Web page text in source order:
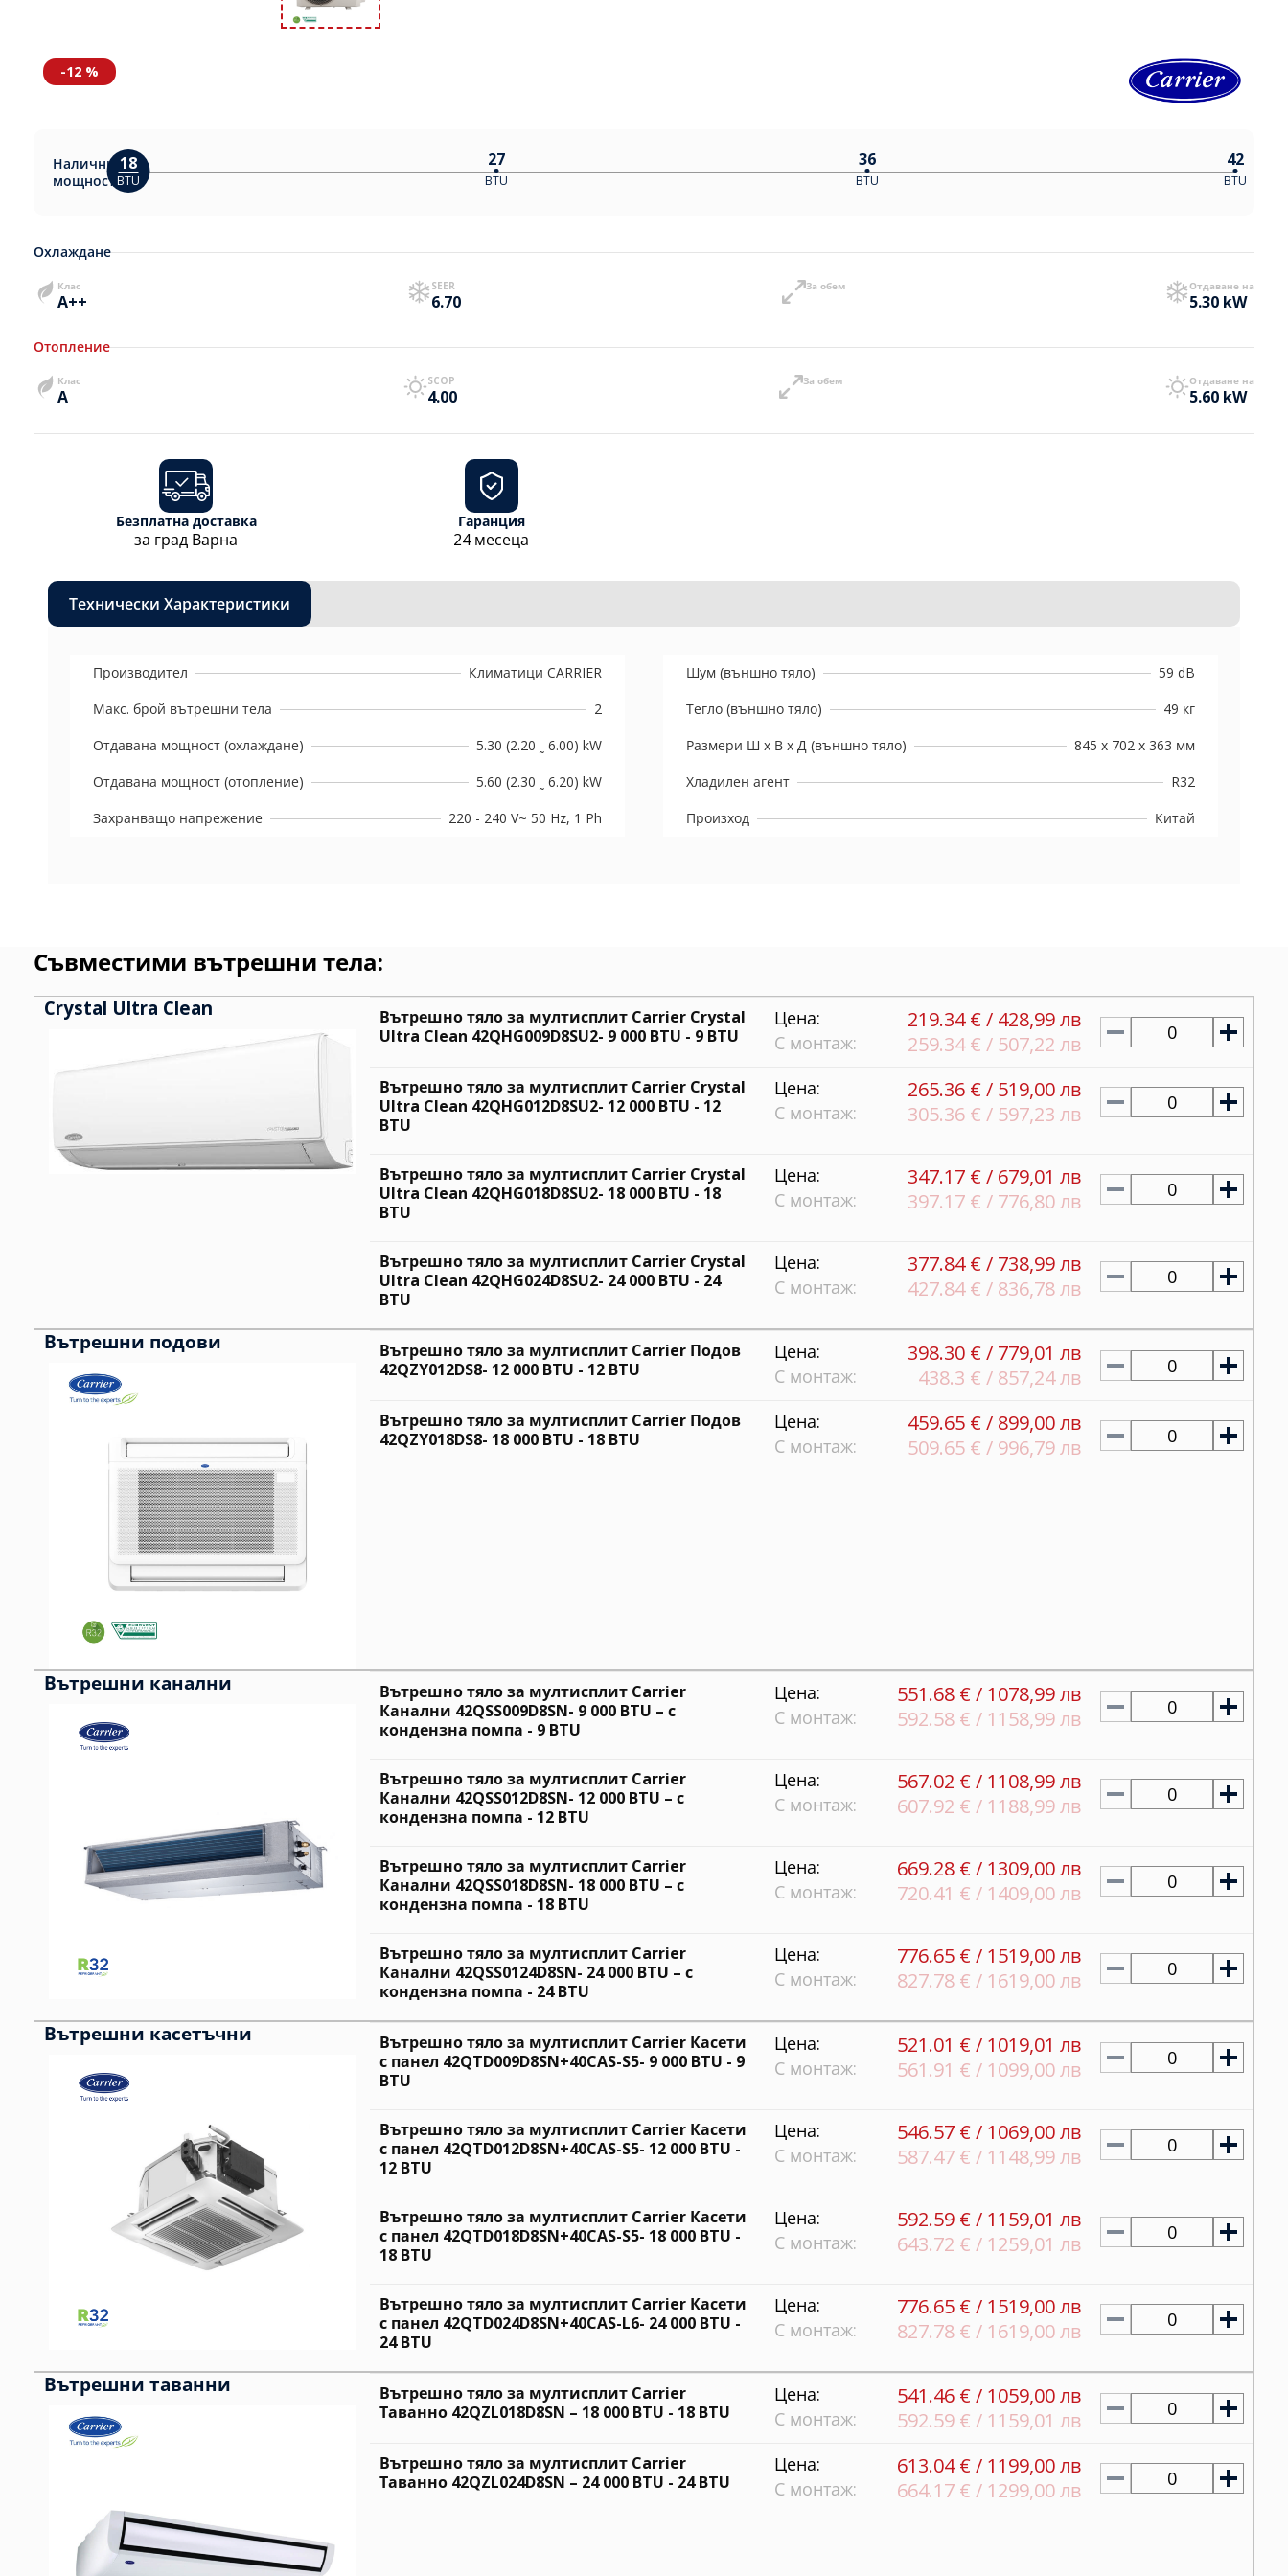
-12 %
Налични
мощности:
18
BTU
27
BTU
36
BTU
42
BTU
Охлаждане
Клас
A++
SEER
6.70
За обем Отдаване на
5.30 kW
Отопление
Клас
A
SCOP
4.00
За обем Отдаване на
5.60 kW
Безплатна доставка
за град Варна
Гаранция
24 месеца
Технически Характеристики
Производител
Климатици CARRIER
Макс. брой вътрешни тела
2
Отдавана мощност (охлаждане)
5.30 (2.20 ˷ 6.00) kW
Отдавана мощност (отопление)
5.60 (2.30 ˷ 6.20) kW
Захранващо напрежение
220 - 240 V~ 50 Hz, 1 Ph
Шум (външно тяло)
59 dB
Тегло (външно тяло)
49 кг
Размери Ш х В х Д (външно тяло)
845 x 702 x 363 мм
Хладилен агент
R32
Произход
Китай
Съвместими вътрешни тела:
Crystal Ultra Clean
Вътрешно тяло за мултисплит Carrier Crystal
Ultra Clean 42QHG009D8SU2- 9 000 BTU - 9 BTU
Цена: 219.34 € / 428,99 лв
С монтаж: 259.34 € / 507,22 лв 0
Вътрешно тяло за мултисплит Carrier Crystal
Ultra Clean 42QHG012D8SU2- 12 000 BTU - 12
BTU
Цена: 265.36 € / 519,00 лв
С монтаж: 305.36 € / 597,23 лв 0
Вътрешно тяло за мултисплит Carrier Crystal
Ultra Clean 42QHG018D8SU2- 18 000 BTU - 18
BTU
Цена: 347.17 € / 679,01 лв
С монтаж: 397.17 € / 776,80 лв 0
Вътрешно тяло за мултисплит Carrier Crystal
Ultra Clean 42QHG024D8SU2- 24 000 BTU - 24
BTU
Цена: 377.84 € / 738,99 лв
С монтаж: 427.84 € / 836,78 лв 0
Вътрешни подови
Вътрешно тяло за мултисплит Carrier Подов
42QZY012DS8- 12 000 BTU - 12 BTU
Цена: 398.30 € / 779,01 лв
С монтаж: 438.3 € / 857,24 лв 0
Вътрешно тяло за мултисплит Carrier Подов
42QZY018DS8- 18 000 BTU - 18 BTU
Цена: 459.65 € / 899,00 лв
С монтаж: 509.65 € / 996,79 лв 0
Вътрешни канални
Вътрешно тяло за мултисплит Carrier
Канални 42QSS009D8SN- 9 000 BTU – с
кондензна помпа - 9 BTU
Цена: 551.68 € / 1078,99 лв
С монтаж: 592.58 € / 1158,99 лв 0
Вътрешно тяло за мултисплит Carrier
Канални 42QSS012D8SN- 12 000 BTU – с
кондензна помпа - 12 BTU
Цена: 567.02 € / 1108,99 лв
С монтаж: 607.92 € / 1188,99 лв 0
Вътрешно тяло за мултисплит Carrier
Канални 42QSS018D8SN- 18 000 BTU – с
кондензна помпа - 18 BTU
Цена: 669.28 € / 1309,00 лв
С монтаж: 720.41 € / 1409,00 лв 0
Вътрешно тяло за мултисплит Carrier
Канални 42QSS0124D8SN- 24 000 BTU – с
кондензна помпа - 24 BTU
Цена: 776.65 € / 1519,00 лв
С монтаж: 827.78 € / 1619,00 лв 0
Вътрешни касетъчни
Вътрешно тяло за мултисплит Carrier Касети
с панел 42QTD009D8SN+40CAS-S5- 9 000 BTU - 9
BTU
Цена: 521.01 € / 1019,01 лв
С монтаж: 561.91 € / 1099,00 лв 0
Вътрешно тяло за мултисплит Carrier Касети
с панел 42QTD012D8SN+40CAS-S5- 12 000 BTU -
12 BTU
Цена: 546.57 € / 1069,00 лв
С монтаж: 587.47 € / 1148,99 лв 0
Вътрешно тяло за мултисплит Carrier Касети
с панел 42QTD018D8SN+40CAS-S5- 18 000 BTU -
18 BTU
Цена: 592.59 € / 1159,01 лв
С монтаж: 643.72 € / 1259,01 лв 0
Вътрешно тяло за мултисплит Carrier Касети
с панел 42QTD024D8SN+40CAS-L6- 24 000 BTU -
24 BTU
Цена: 776.65 € / 1519,00 лв
С монтаж: 827.78 € / 1619,00 лв 0
Вътрешни таванни
Вътрешно тяло за мултисплит Carrier
Таванно 42QZL018D8SN – 18 000 BTU - 18 BTU
Цена: 541.46 € / 1059,00 лв
С монтаж: 592.59 € / 1159,01 лв 0
Вътрешно тяло за мултисплит Carrier
Таванно 42QZL024D8SN – 24 000 BTU - 24 BTU
Цена: 613.04 € / 1199,00 лв
С монтаж: 664.17 € / 1299,00 лв 0